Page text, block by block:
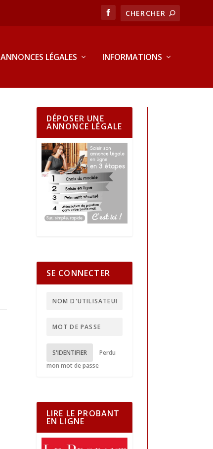
ANNONCES LÉGALES INFORMATIONS
DÉPOSER UNE
ANNONCE LÉGALE
SE CONNECTER
S'IDENTIFIER
Perdu
mon mot de passe
LIRE LE PROBANT
EN LIGNE